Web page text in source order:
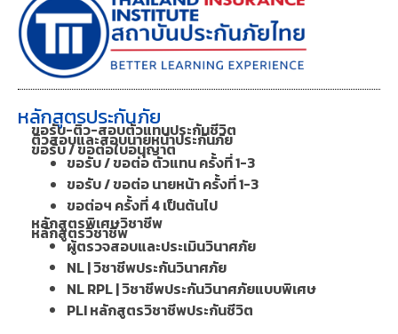
หลักสูตรประกันภัย
ขอรับ-ติว-สอบตัวแทนประกันชีวิต
ติวสอบและสอบนายหน้าประกันภัย
ขอรับ / ขอต่อใบอนุญาต
ขอรับ / ขอต่อ ตัวแทน ครั้งที่ 1-3
ขอรับ / ขอต่อ นายหน้า ครั้งที่ 1-3
ขอต่อฯ ครั้งที่ 4 เป็นต้นไป
หลักสูตรพิเศษวิชาชีพ
หลักสูตรวิชาชีพ
ผู้ตรวจสอบและประเมินวินาศภัย
NL | วิชาชีพประกันวินาศภัย
NL RPL | วิชาชีพประกันวินาศภัยแบบพิเศษ
PLI หลักสูตรวิชาชีพประกันชีวิต